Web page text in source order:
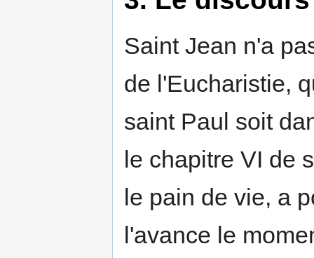
Saint Jean n'a
de l'Eucharistie,
saint Paul soit
le chapitre VI de
le pain de vie, a
l'avance le